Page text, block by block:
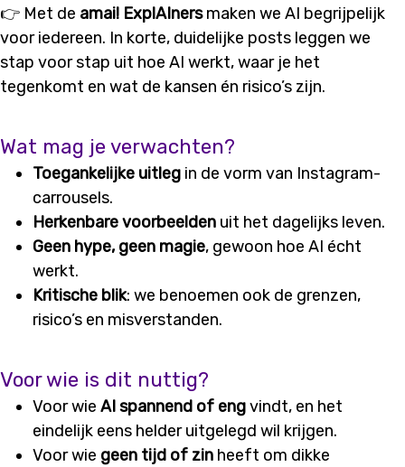
👉 Met de amai! ExplAInersmaken we AI begrijpelijk
voor iedereen. In korte, duidelijke posts leggen we
stap voor stap uit hoe AI werkt, waar je het
tegenkomt en wat de kansen én risico’s zijn.
Wat mag je verwachten?
Toegankelijke uitleg in de vorm van Instagram-
carrousels.
Herkenbare voorbeelden uit het dagelijks leven.
Geen hype, geen magie, gewoon hoe AI écht
werkt.
Kritische blik: we benoemen ook de grenzen,
risico’s en misverstanden.
Voor wie is dit nuttig?
Voor wie AI spannend of engvindt, en het
eindelijk eens helder uitgelegd wil krijgen.
Voor wie geen tijd of zin heeft om dikke